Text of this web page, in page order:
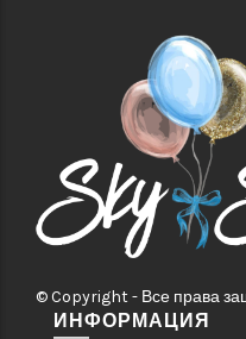
© Copyright - Все права
ИНФОРМАЦИЯ